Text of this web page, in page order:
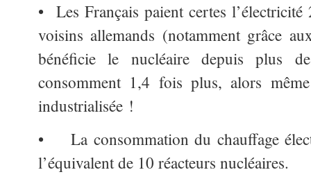
• Les Français paient certes
voisins allemands (notamment grâce
bénéficie le nucléaire depuis plus
consomment 1,4 fois plus, alors
industrialisée !
• La consommation du chauffage
l’équivalent de 10 réacteurs nucléaires.